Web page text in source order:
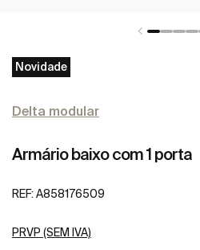
Novidade
Delta modular
Armário baixo com 1 porta
REF: A858176509
PRVP (SEM IVA)